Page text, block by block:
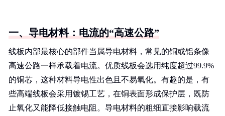
一、导电材料：电流的“高速公路”
线板内部最核心的部件当属导电材料，常见的铜或铝条像
高速公路一样承载着电流。优质线板会选用纯度超过99.9%
的铜芯，这种材料导电性出色且不易氧化。有趣的是，有
些高端线板会采用镀锡工艺，在铜表面形成保护层，既防
止氧化又能降低接触电阻。导电材料的粗细直接影响载流